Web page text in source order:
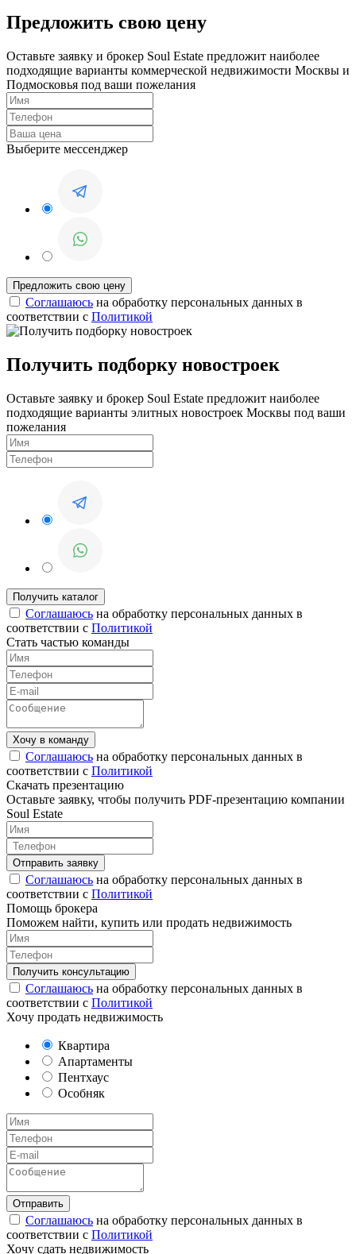
Предложить свою цену
Оставьте заявку и брокер Soul Estate предложит наиболее
подходящие варианты коммерческой недвижимости Москвы и
Подмосковья под ваши пожелания
Выберите мессенджер
Соглашаюсь на обработку персональных данных в
соответствии с Политикой
Получить подборку новостроек
Оставьте заявку и брокер Soul Estate предложит наиболее
подходящие варианты элитных новостроек Москвы под ваши
пожелания
Соглашаюсь на обработку персональных данных в
соответствии с Политикой
Стать частью команды
Соглашаюсь на обработку персональных данных в
соответствии с Политикой
Скачать презентацию
Оставьте заявку, чтобы получить PDF-презентацию компании
Soul Estate
Соглашаюсь на обработку персональных данных в
соответствии с Политикой
Помощь брокера
Поможем найти, купить или продать недвижимость
Соглашаюсь на обработку персональных данных в
соответствии с Политикой
Хочу продать недвижимость
Квартира
Апартаменты
Пентхаус
Особняк
Соглашаюсь на обработку персональных данных в
соответствии с Политикой
Хочу сдать недвижимость